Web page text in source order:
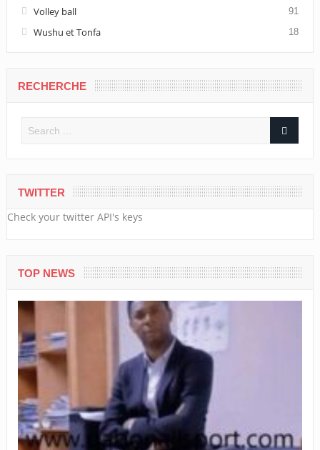
Volley ball 91
Wushu et Tonfa 18
RECHERCHE
TWITTER
Check your twitter API's keys
TOP NEWS